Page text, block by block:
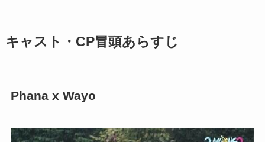
キャスト・CP冒頭あらすじ
Phana x Wayo